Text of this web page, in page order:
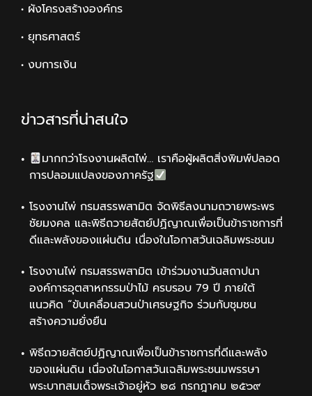
• ผังโครงสร้างองค์กร
• ยุทธศาสตร์
• งบการเงิน
ข่าวสารที่น่าสนใจ
มากกว่าโรงงานผลิตไพ่… เราคือผู้ผลิตสิ่งพิมพ์ปลอด
การปลอมแปลงของภาครัฐ
โรงงานไพ่ กรมสรรพสามิต จัดพิธีลงนามถวายพระพร
ชัยมงคล และพิธีถวายสัตย์ปฏิญาณเพื่อเป็นข้าราชการที่
ดีและพลังของแผ่นดิน เนื่องในโอกาสวันเฉลิมพระชนม
โรงงานไพ่ กรมสรรพสามิต เข้าร่วมงานวันสถาปนา
องค์การอุตสาหกรรมป่าไม้ ครบรอบ 79 ปี ภายใต้
แนวคิด “ขับเคลื่อนสวนป่าเศรษฐกิจ ร่วมกับชุมชน
สร้างความยั่งยืน
พิธีถวายสัตย์ปฏิญาณเพื่อเป็นข้าราชการที่ดีและพลัง
ของแผ่นดิน เนื่องในโอกาสวันเฉลิมพระชนมพรรษา
พระบาทสมเด็จพระเจ้าอยู่หัว ๒๘ กรกฎาคม ๒๕๖๙